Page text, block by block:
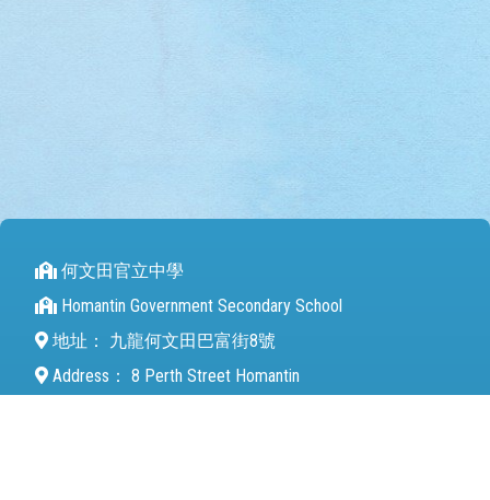
何文田官立中學
Homantin Government Secondary School
地址：
九龍何文田巴富街8號
Address： 8 Perth Street Homantin